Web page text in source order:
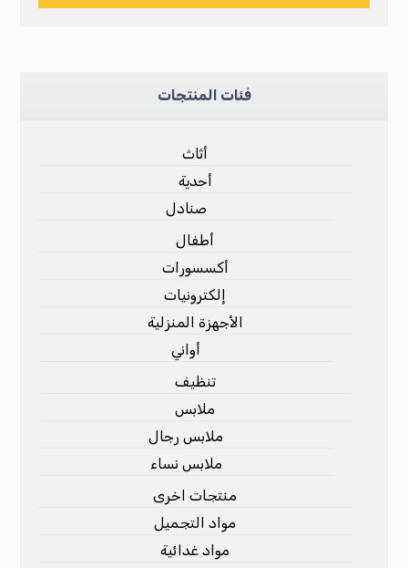
فئات المنتجات
أثاث
أحدية
صنادل
أطفال
أكسسورات
إلكترونيات
الأجهزة المنزلية
أواني
تنظيف
ملابس
ملابس رجال
ملابس نساء
منتجات اخرى
مواد التجميل
مواد غدائية